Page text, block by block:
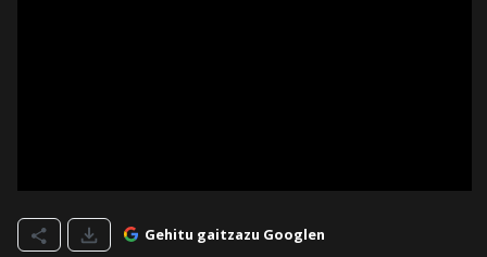
Gehitu gaitzazu Googlen